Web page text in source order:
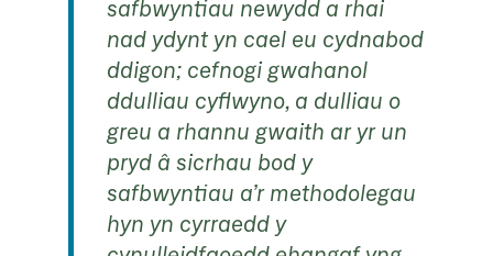
safbwyntiau newydd a rhai
nad ydynt yn cael eu cydnabod
ddigon; cefnogi gwahanol
ddulliau cyflwyno, a dulliau o
greu a rhannu gwaith ar yr un
pryd â sicrhau bod y
safbwyntiau a’r methodolegau
hyn yn cyrraedd y